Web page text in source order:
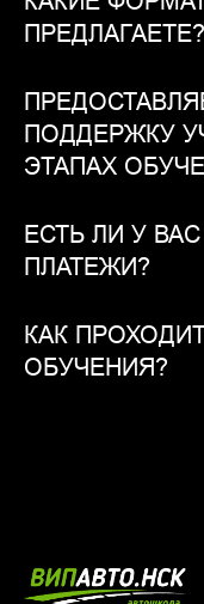
ПРЕДЛАГАЕТЕ?
ПОДДЕРЖКУ
ЭТАПАХ
ЕСТЬ ЛИ У
ПЛАТЕЖИ?
КАК
ОБУЧЕНИЯ?